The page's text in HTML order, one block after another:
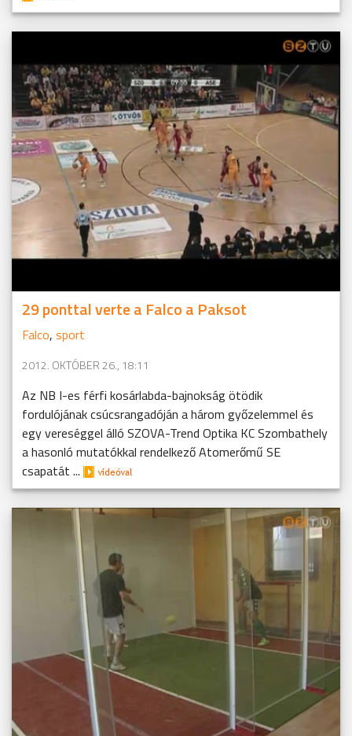
29 ponttal verte a Falco a Paksot
Falco, sport
2012. OKTÓBER 26., 18:11
Az NB I-es férfi kosárlabda-bajnokság ötödik
fordulójának csúcsrangadóján a három győzelemmel és
egy vereséggel álló SZOVA-Trend Optika KC Szombathely
a hasonló mutatókkal rendelkező Atomerőmű SE
csapatát ...